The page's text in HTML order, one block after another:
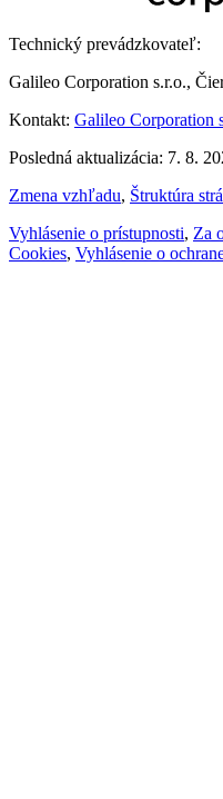
Technický prevádzkovateľ:
Galileo Corporation s.r.o.,
Kontakt: Galileo Corporation
Posledná aktualizácia: 7. 8.
Zmena vzhľadu, Štruktúra
Vyhlásenie o prístupnosti, Za
Cookies, Vyhlásenie o